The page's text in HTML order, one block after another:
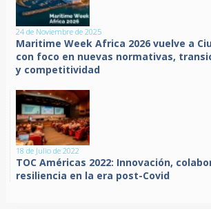
24 de Noviembre de 2025
Maritime Week Africa 2026 vuelve a
con foco en nuevas normativas,
y competitividad
18 de Julio de 2022
TOC Américas 2022: Innovación,
resiliencia en la era post-Covid